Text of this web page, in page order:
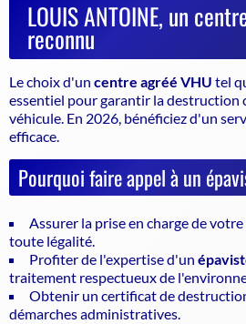
LOUIS ANTOINE, un
reconnu
Le choix d'un centre agréé VHU tel
essentiel pour garantir ladestruction
véhicule . En 2026, bénéficiez d'un
efficace.
Pourquoi faire appel à un
Assurer la prise en charge de
toute légalité.
Profiter de l'expertise d'un
traitement respectueux de
Obtenir un certificat de
démarches administratives.